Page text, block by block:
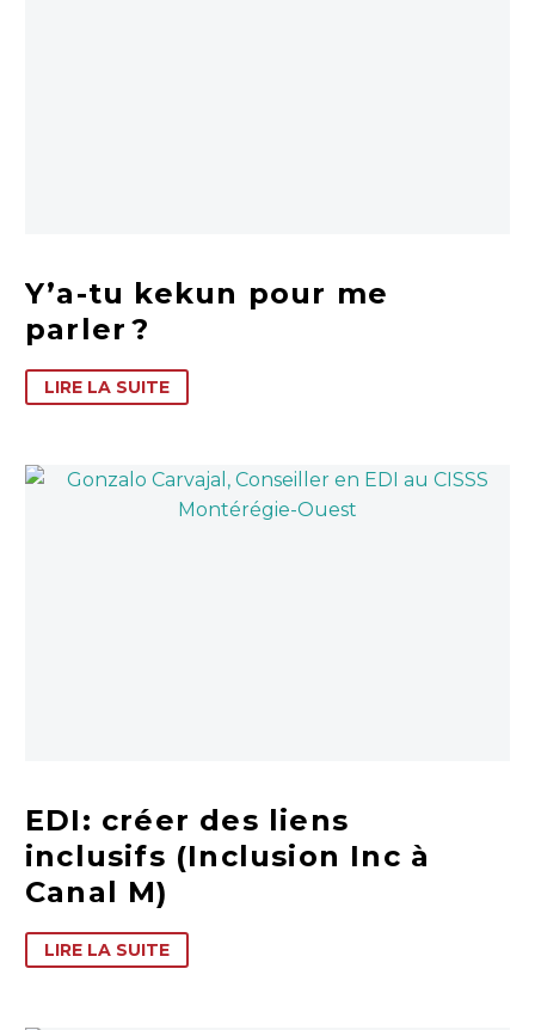
Y’a-tu kekun pour me
parler ?
LIRE LA SUITE
EDI: créer des liens
inclusifs (Inclusion Inc à
Canal M)
LIRE LA SUITE